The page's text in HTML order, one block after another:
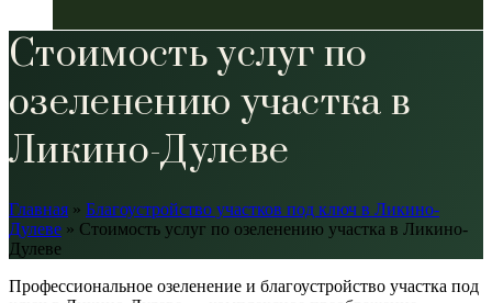
Стоимость услуг по
озеленению участка в
Ликино-Дулеве
Главная » Благоустройство участков под ключ в Ликино-
Дулеве » Стоимость услуг по озеленению участка в Ликино-
Дулеве
Профессиональное озеленение и благоустройство участка под